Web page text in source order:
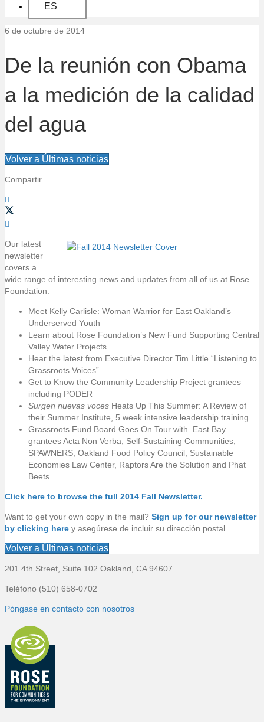
d
e
l
s
i
t
i
o
ES
6 de octubre de 2014
De la reunión con Obama
a la medición de la calidad
del agua
Volver a Últimas noticias
Compartir
Our latest
newsletter
covers a
wide range of interesting news and updates from all of us at Rose
Foundation:
Meet Kelly Carlisle: Woman Warrior for East Oakland’s
Underserved Youth
Learn about Rose Foundation’s New Fund Supporting Central
Valley Water Projects
Hear the latest from Executive Director Tim Little “Listening to
Grassroots Voices”
Get to Know the Community Leadership Project grantees
including PODER
Surgen nuevas voces Heats Up This Summer: A Review of
their Summer Institute, 5 week intensive leadership training
Grassroots Fund Board Goes On Tour with East Bay
grantees Acta Non Verba, Self-Sustaining Communities,
SPAWNERS, Oakland Food Policy Council, Sustainable
Economies Law Center, Raptors Are the Solution and Phat
Beets
Click here to browse the full 2014 Fall Newsletter.
Want to get your own copy in the mail? Sign up for our newsletter
by clicking here y asegúrese de incluir su dirección postal.
Volver a Últimas noticias
P
d
e
p
201 4th Street, Suite 102 Oakland, CA 94607
Teléfono (510) 658-0702
Póngase en contacto con nosotros